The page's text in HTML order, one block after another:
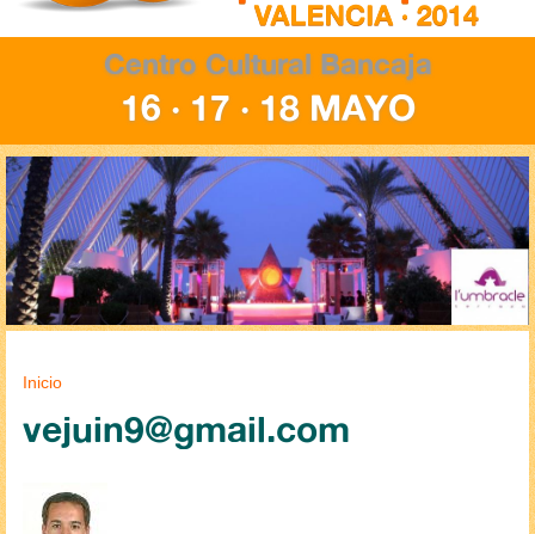
Centro Cultural Bancaja
16 · 17 · 18 MAYO
Se encuentra usted aquí
Inicio
vejuin9@gmail.com